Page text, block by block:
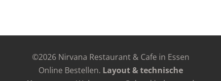
©2026 Nirvana Restaurant & Cafe in Essen
Online Bestellen. Layout & technische